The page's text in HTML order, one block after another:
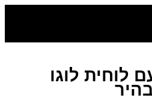
לוחית לוגו